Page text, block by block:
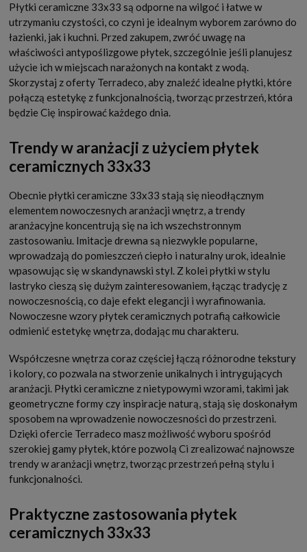
Płytki ceramiczne 33x33 są odporne na wilgoć i łatwe w
utrzymaniu czystości, co czyni je idealnym wyborem zarówno do
łazienki, jak i kuchni. Przed zakupem, zwróć uwagę na
właściwości antypoślizgowe płytek, szczególnie jeśli planujesz
użycie ich w miejscach narażonych na kontakt z wodą.
Skorzystaj z oferty Terradeco, aby znaleźć idealne płytki, które
połączą estetykę z funkcjonalnością, tworząc przestrzeń, która
będzie Cię inspirować każdego dnia.
Trendy w aranżacji z użyciem płytek
ceramicznych 33x33
Obecnie płytki ceramiczne 33x33 stają się nieodłącznym
elementem nowoczesnych aranżacji wnętrz, a trendy
aranżacyjne koncentrują się na ich wszechstronnym
zastosowaniu. Imitacje drewna są niezwykle popularne,
wprowadzają do pomieszczeń ciepło i naturalny urok, idealnie
wpasowując się w skandynawski styl. Z kolei płytki w stylu
lastryko cieszą się dużym zainteresowaniem, łącząc tradycję z
nowoczesnością, co daje efekt elegancji i wyrafinowania.
Nowoczesne wzory płytek ceramicznych potrafią całkowicie
odmienić estetykę wnętrza, dodając mu charakteru.
Współczesne wnętrza coraz częściej łączą różnorodne tekstury
i kolory, co pozwala na stworzenie unikalnych i intrygujących
aranżacji. Płytki ceramiczne z nietypowymi wzorami, takimi jak
geometryczne formy czy inspiracje naturą, stają się doskonałym
sposobem na wprowadzenie nowoczesności do przestrzeni.
Dzięki ofercie Terradeco masz możliwość wyboru spośród
szerokiej gamy płytek, które pozwolą Ci zrealizować najnowsze
trendy w aranżacji wnętrz, tworząc przestrzeń pełną stylu i
funkcjonalności.
Praktyczne zastosowania płytek
ceramicznych 33x33